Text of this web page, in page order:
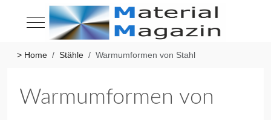
Mobile Menu Toggle
> Home Stähle Warmumformen von Stahl
Warmumformen von